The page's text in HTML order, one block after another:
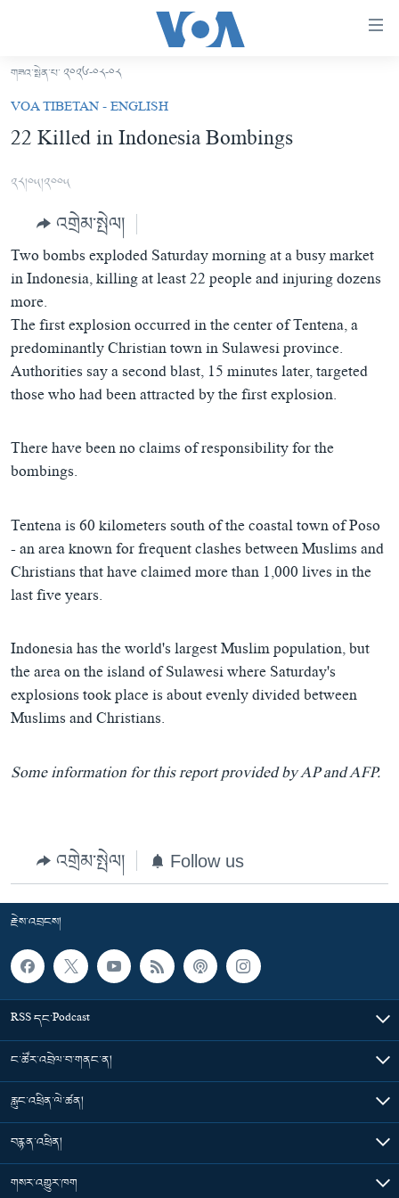
བདེ་
བའི་
དྲ་
འབྲེལ།
གཞུང་
དངོས་
བསྐྱོད།
དཀར་
ཆག་
ལ་
བསྐྱོད།
ཐད་
ཀར་
ཞིབ་
ལ་
བསྐྱོད།
བོད།
མདུན་ངོས།
རྒྱ་ནག
འཛམ་གླིང་།
ཧི་མ་ལ་ཡ།
ཀུན་གླེང་གསར་འགྱུར།
ཀུན་གླེང་།
དྲ་སྣང་གི་བོད།
ཁ་བའི་མི་སྣ།
ཆབ་སྲིད་བཙོན་པ་ངོ་སྤྲོད།
རླུང་འཕྲིན།
སྔ་དྲོའི་གསར་འགྱུར།
དགོང་དྲོའི་གསར་འགྱུར།
བསྐྱར་ཞིབ།
ཕ་ཡུལ་གླེང་སྟེགས།
ཆོས་རིག་ལེ་ཚན།
འཕྲོད་བསྟེན་དང་དོན་ལྡན་གྱི་མི་ཚེ།
གངས་རིའི་བྲག་ཅ།
བུད་མེད།
གསར་འགོད་རང་དབང་།
Learning English
རྗེས་འབྲངས།
སྐད་ཡིག
གཟའ་སྤེན་པ་ ༢༠༢༦-༠༨-༠༨
VOA TIBETAN - ENGLISH
22 Killed in Indonesia Bombings
༢༨།༠༥།༢༠༠༥
འགྲེམ་སྤེལ།
Two bombs exploded Saturday morning at a busy market
in Indonesia, killing at least 22 people and injuring dozens
more.
The first explosion occurred in the center of Tentena, a
predominantly Christian town in Sulawesi province.
Authorities say a second blast, 15 minutes later, targeted
those who had been attracted by the first explosion.
There have been no claims of responsibility for the
bombings.
Tentena is 60 kilometers south of the coastal town of Poso
- an area known for frequent clashes between Muslims and
Christians that have claimed more than 1,000 lives in the
last five years.
Indonesia has the world's largest Muslim population, but
the area on the island of Sulawesi where Saturday's
explosions took place is about evenly divided between
Muslims and Christians.
Some information for this report provided by AP and AFP.
འགྲེམ་སྤེལ། Follow us
རྗེས་འབྲངས།
RSS དང་Podcast
ང་ཚོར་འབྲེལ་བ་གནང་ན།
རླུང་འཕྲིན་ལེ་ཚན།
བརྙན་འཕྲིན།
གསར་འགྱུར་ཁག